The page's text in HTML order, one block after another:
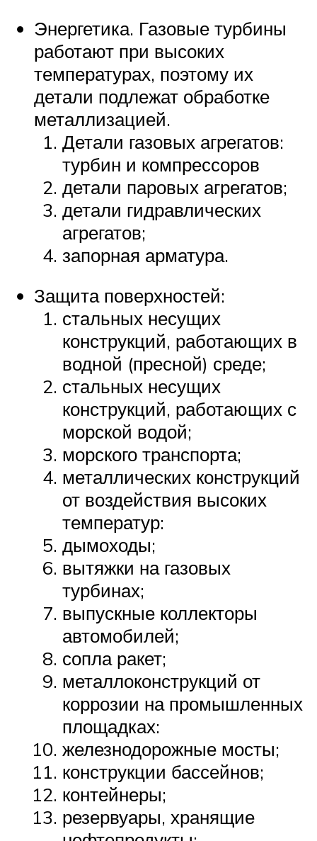
Энергетика. Газовые турбины
работают при высоких
температурах, поэтому их
детали подлежат обработке
металлизацией.
Детали газовых агрегатов:
турбин и компрессоров
детали паровых агрегатов;
детали гидравлических
агрегатов;
запорная арматура.
Защита поверхностей:
стальных несущих
конструкций, работающих в
водной (пресной) среде;
стальных несущих
конструкций, работающих с
морской водой;
морского транспорта;
металлических конструкций
от воздействия высоких
температур:
дымоходы;
вытяжки на газовых
турбинах;
выпускные коллекторы
автомобилей;
сопла ракет;
металлоконструкций от
коррозии на промышленных
площадках:
железнодорожные мосты;
конструкции бассейнов;
контейнеры;
резервуары, хранящие